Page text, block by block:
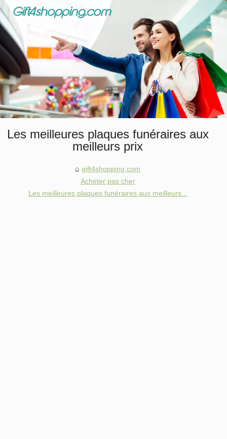
Les meilleures plaques funéraires aux
meilleurs prix
gift4shopping.com
Acheter pas cher
Les meilleures plaques funéraires aux meilleurs...